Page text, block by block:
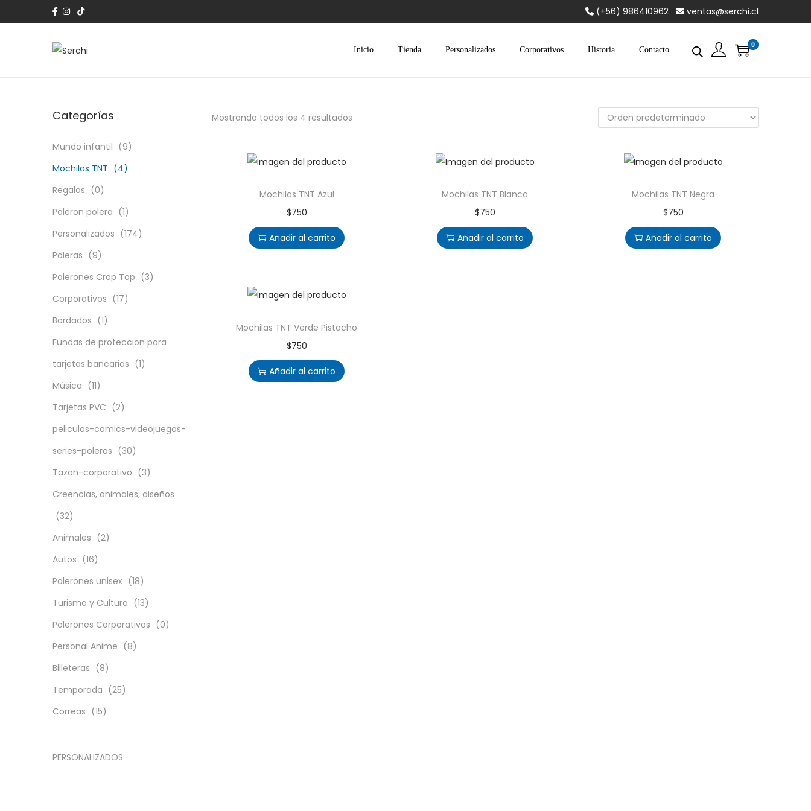
(+56) 986410962 ventas@serchi.cl
Inicio Tienda Personalizados Corporativos Historia Contacto
0
Mostrando todos los 4 resultados
Mochilas TNT Azul
$750
Añadir al carrito
Mochilas TNT Blanca
$750
Añadir al carrito
Mochilas TNT Negra
$750
Añadir al carrito
Mochilas TNT Verde Pistacho
$750
Añadir al carrito
Categorías
Mundo infantil (9)
Mochilas TNT (4)
Regalos (0)
Poleron polera (1)
Personalizados (174)
Poleras (9)
Polerones Crop Top (3)
Corporativos (17)
Bordados (1)
Fundas de proteccion para
tarjetas bancarias (1)
Música (11)
Tarjetas PVC (2)
peliculas-comics-videojuegos-
series-poleras (30)
Tazon-corporativo (3)
Creencias, animales, diseños
(32)
Animales (2)
Autos (16)
Polerones unisex (18)
Turismo y Cultura (13)
Polerones Corporativos (0)
Personal Anime (8)
Billeteras (8)
Temporada (25)
Correas (15)
PERSONALIZADOS